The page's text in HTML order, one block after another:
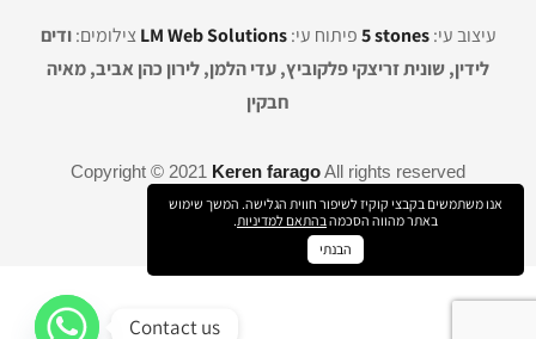
עיצוב עי:5 stonesפיתוח עי:LM Web Solutions צילומים:ודים
לידין, שונית זריצקי פלקוביץ, עדי הלמן, לירון כהן אביב, מאיה
חבקין
Copyright © 2021 Keren faragoAll rights reserved
אנו משתמשים בקבצי קוקיז לשיפור חווית הגלישה. המשך שימוש
באתר מהווה הסכמהבהתאם למדיניות.
הבנתי
Contact us